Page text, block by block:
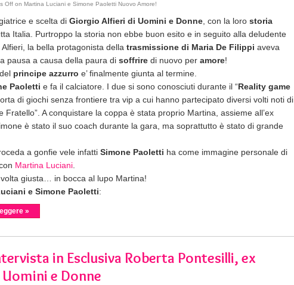
Off on Martina Luciani e Simone Paoletti Nuovo Amore!
e scelta di Giorgio Alfieri di Uomini e Donne , con la loro storia
Italia. Purtroppo la storia non ebbe buon esito e in seguito alla deludente
la bella protagonista della trasmissione di Maria De Filippi aveva
pausa a causa della paura di soffrire di nuovo per amore!
principe azzurro e’ finalmente giunta al termine.
Paoletti e fa il calciatore. I due si sono conosciuti durante il “Reality game
di giochi senza frontiere tra vip a cui hanno partecipato diversi volti noti di
Fratello”. A conquistare la coppa è stata proprio Martina, assieme all’ex
è stato il suo coach durante la gara, ma soprattutto è stato di grande
a gonfie vele infatti Simone Paoletti ha come immagine personale di
Martina Luciani
giusta… in bocca al lupo Martina!
e Simone Paoletti:
»
in Esclusiva Roberta Pontesilli, ex
e Donne